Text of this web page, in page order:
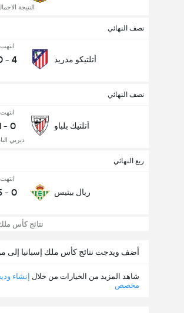
النتيجة الاجمالية
نصف النهائي
أتلتيكو مدريد
انتهت
4
-
نصف النهائي
أتلتيك بلباو
انتهت
0
-
ديربي
ربع النهائي
ريال بيتيس
انتهت
0
-
نتائج كأس ملك
أضف ويدجت نتائج كأس ملك إسبانيا إلى
شاهد المزيد من الخيارات من خلال
إنشاء
مخصص